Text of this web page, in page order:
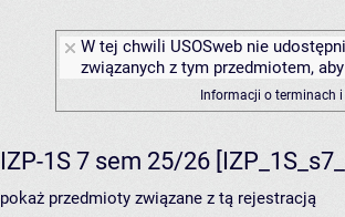
W tej chwili USOSweb nie
związanych z tym przedmiotem,
Informacji o terminach
IZP-1S 7 sem 25/26
pokaż przedmioty związane z tą rejestracją